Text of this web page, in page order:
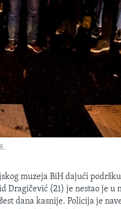
muzeja BiH dajući podršku
Dragičević (21) je nestao je u
dana kasnije. Policija je